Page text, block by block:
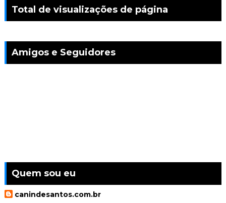
Total de visualizações de página
Amigos e Seguidores
Quem sou eu
canindesantos.com.br